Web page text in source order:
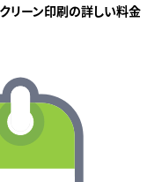
リーン印刷の詳しい料金